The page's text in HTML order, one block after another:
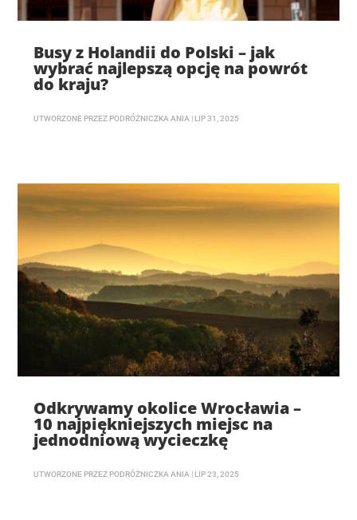
Busy z Holandii do Polski – jak
wybrać najlepszą opcję na powrót
do kraju?
UTWORZONE PRZEZ PODRÓŻNICZKA ANIA LIP 31, 2025
Odkrywamy okolice Wrocławia –
10 najpiękniejszych miejsc na
jednodniową wycieczkę
UTWORZONE PRZEZ PODRÓŻNICZKA ANIA LIP 23, 2025